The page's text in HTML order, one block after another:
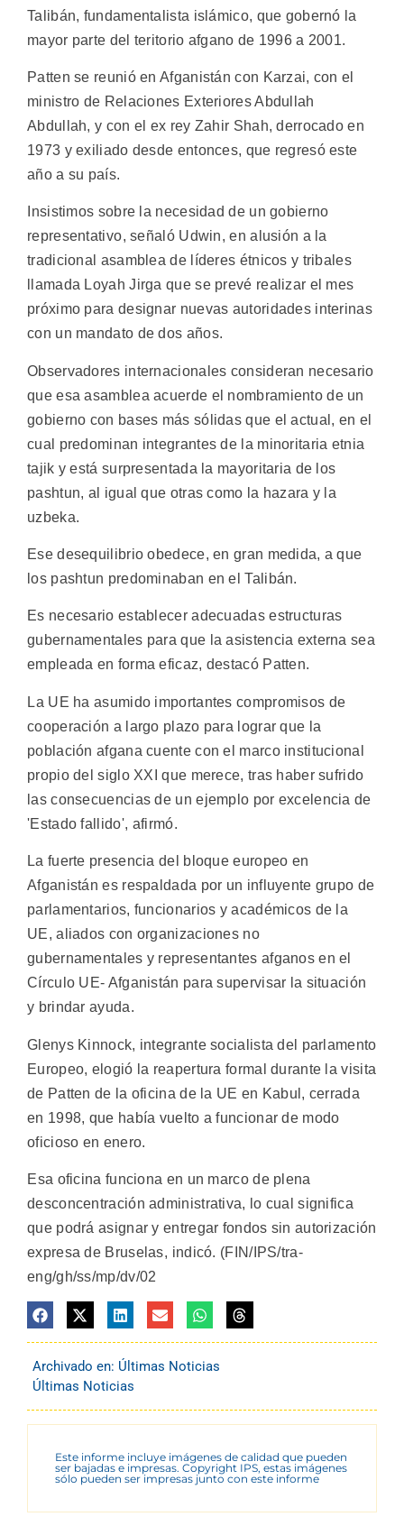
Talibán, fundamentalista islámico, que gobernó la
mayor parte del teritorio afgano de 1996 a 2001.
Patten se reunió en Afganistán con Karzai, con el
ministro de Relaciones Exteriores Abdullah
Abdullah, y con el ex rey Zahir Shah, derrocado en
1973 y exiliado desde entonces, que regresó este
año a su país.
Insistimos sobre la necesidad de un gobierno
representativo, señaló Udwin, en alusión a la
tradicional asamblea de líderes étnicos y tribales
llamada Loyah Jirga que se prevé realizar el mes
próximo para designar nuevas autoridades interinas
con un mandato de dos años.
Observadores internacionales consideran necesario
que esa asamblea acuerde el nombramiento de un
gobierno con bases más sólidas que el actual, en el
cual predominan integrantes de la minoritaria etnia
tajik y está surpresentada la mayoritaria de los
pashtun, al igual que otras como la hazara y la
uzbeka.
Ese desequilibrio obedece, en gran medida, a que
los pashtun predominaban en el Talibán.
Es necesario establecer adecuadas estructuras
gubernamentales para que la asistencia externa sea
empleada en forma eficaz, destacó Patten.
La UE ha asumido importantes compromisos de
cooperación a largo plazo para lograr que la
población afgana cuente con el marco institucional
propio del siglo XXI que merece, tras haber sufrido
las consecuencias de un ejemplo por excelencia de
'Estado fallido', afirmó.
La fuerte presencia del bloque europeo en
Afganistán es respaldada por un influyente grupo de
parlamentarios, funcionarios y académicos de la
UE, aliados con organizaciones no
gubernamentales y representantes afganos en el
Círculo UE- Afganistán para supervisar la situación
y brindar ayuda.
Glenys Kinnock, integrante socialista del parlamento
Europeo, elogió la reapertura formal durante la visita
de Patten de la oficina de la UE en Kabul, cerrada
en 1998, que había vuelto a funcionar de modo
oficioso en enero.
Esa oficina funciona en un marco de plena
desconcentración administrativa, lo cual significa
que podrá asignar y entregar fondos sin autorización
expresa de Bruselas, indicó. (FIN/IPS/tra-
eng/gh/ss/mp/dv/02
Archivado en: Últimas Noticias
Últimas Noticias
Este informe incluye imágenes de calidad que pueden
ser bajadas e impresas. Copyright IPS, estas imágenes
sólo pueden ser impresas junto con este informe